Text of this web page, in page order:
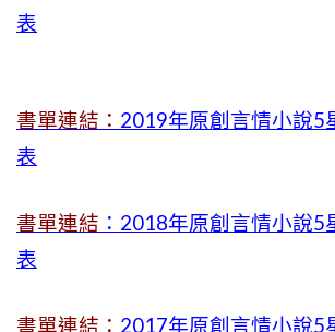
表
書單連結： 2019年原創言情小說5
表
書單連結 ：2018年原創言情小說5
表
書單連結： 2017年原創言情小說5